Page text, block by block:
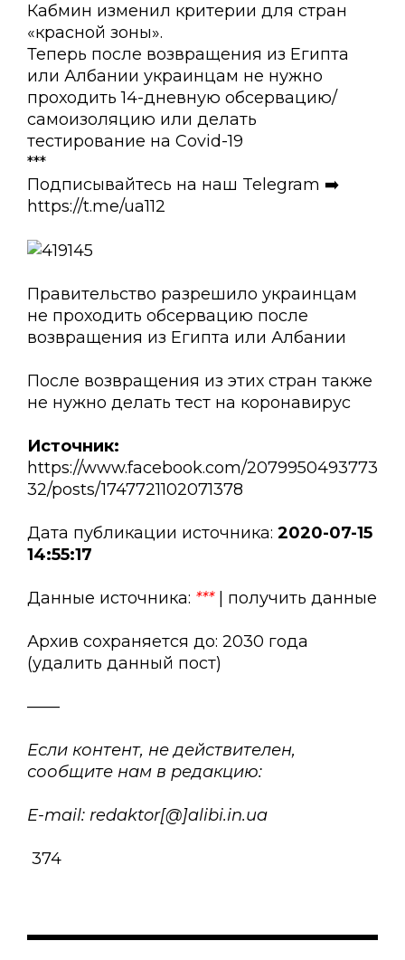
Кабмин изменил критерии для стран
«красной зоны».
Теперь после возвращения из Египта
или Албании украинцам не нужно
проходить 14-дневную обсервацию/
самоизоляцию или делать
тестирование на Covid-19
***
Подписывайтесь на наш Telegram ➡️
https://t.me/ua112
Правительство разрешило украинцам
не проходить обсервацию после
возвращения из Египта или Албании
После возвращения из этих стран также
не нужно делать тест на коронавирус
Источник:
https://www.facebook.com/2079950493773
32/posts/1747721102071378
Дата публикации источника: 2020-07-15
14:55:17
Данные источника: ***| получить данные
Архив сохраняется до: 2030 года
(удалить данный пост)
——
Если контент, не действителен,
сообщите нам в редакцию:
E-mail: redaktor[@]alibi.in.ua
374